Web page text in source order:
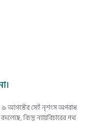
৯ আগস্টের সেই নৃশংস অপরাধ
কিন্তু ন্যায়বিচারের পথ